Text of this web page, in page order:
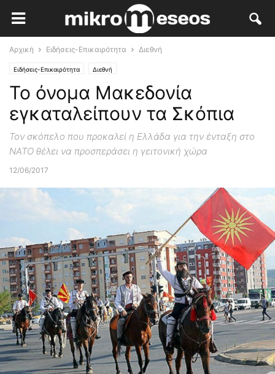
Αρχική Ειδήσεις-Επικαιρότητα Διεθνή
Ειδήσεις-Επικαιρότητα Διεθνή
Το όνομα Μακεδονία
εγκαταλείπουν τα Σκόπια
Τον σκόπελο που προκαλεί η Ελλάδα για την ένταξη στο
ΝΑΤΟ θέλει να προσπεράσει η γειτονική χώρα
12/06/2017